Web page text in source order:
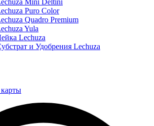
Mini Deltini
Puro Color
Quadro Premium
Yula
Lechuza
и Удобрения Lechuza